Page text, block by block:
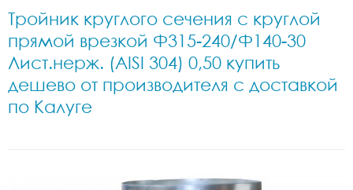
Тройник круглого сечения с круглой
прямой врезкой Ф315-240/Ф140-30
Лист.нерж. (AISI 304) 0,50 купить
дешево от производителя с доставкой
по Калуге